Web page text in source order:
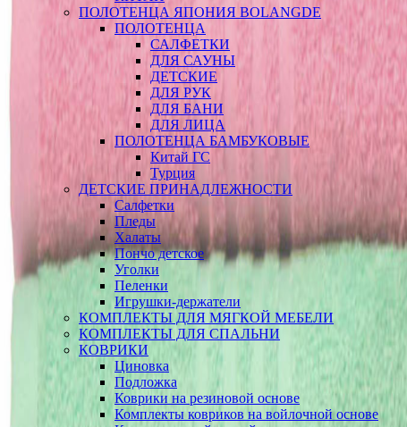
ПОЛОТЕНЦА ЯПОНИЯ BOLANGDE
ПОЛОТЕНЦА
САЛФЕТКИ
ДЛЯ САУНЫ
ДЕТСКИЕ
ДЛЯ РУК
ДЛЯ БАНИ
ДЛЯ ЛИЦА
ПОЛОТЕНЦА БАМБУКОВЫЕ
Китай ГС
Турция
ДЕТСКИЕ ПРИНАДЛЕЖНОСТИ
Салфетки
Пледы
Халаты
Пончо детское
Уголки
Пеленки
Игрушки-держатели
КОМПЛЕКТЫ ДЛЯ МЯГКОЙ МЕБЕЛИ
КОМПЛЕКТЫ ДЛЯ СПАЛЬНИ
КОВРИКИ
Циновка
Подложка
Коврики на резиновой основе
Комплекты ковриков на войлочной основе